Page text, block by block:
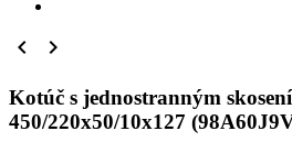
 
Kotúč s jednostranným
450/220x50/10x127